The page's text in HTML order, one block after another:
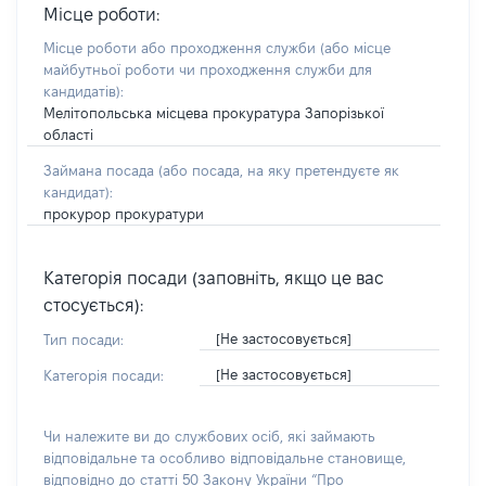
Місце роботи:
Місце роботи або проходження служби (або місце
майбутньої роботи чи проходження служби для
кандидатів):
Мелітопольська місцева прокуратура Запорізької
області
Займана посада (або посада, на яку претендуєте як
кандидат):
прокурор прокуратури
Категорія посади (заповніть, якщо це вас
стосується):
Тип посади: [Не застосовується]
Категорія посади: [Не застосовується]
Чи належите ви до службових осіб, які займають
відповідальне та особливо відповідальне становище,
відповідно до статті 50 Закону України “Про